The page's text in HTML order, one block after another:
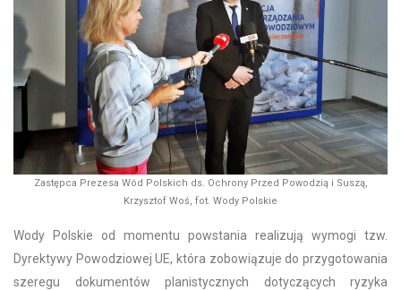
Zastępca Prezesa Wód Polskich ds. Ochrony Przed Powodzią i Suszą,
Krzysztof Woś, fot. Wody Polskie
Wody Polskie od momentu powstania realizują wymogi tzw.
Dyrektywy Powodziowej UE, która zobowiązuje do przygotowania
szeregu dokumentów planistycznych dotyczących ryzyka